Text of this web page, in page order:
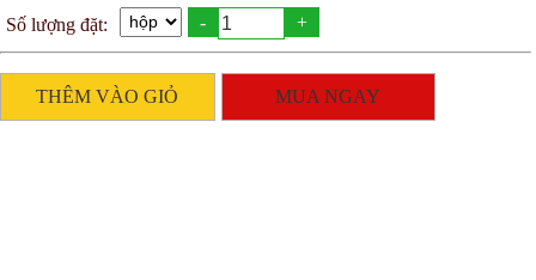
Số lượng đặt: - +
THÊM VÀO GIỎ MUA NGAY